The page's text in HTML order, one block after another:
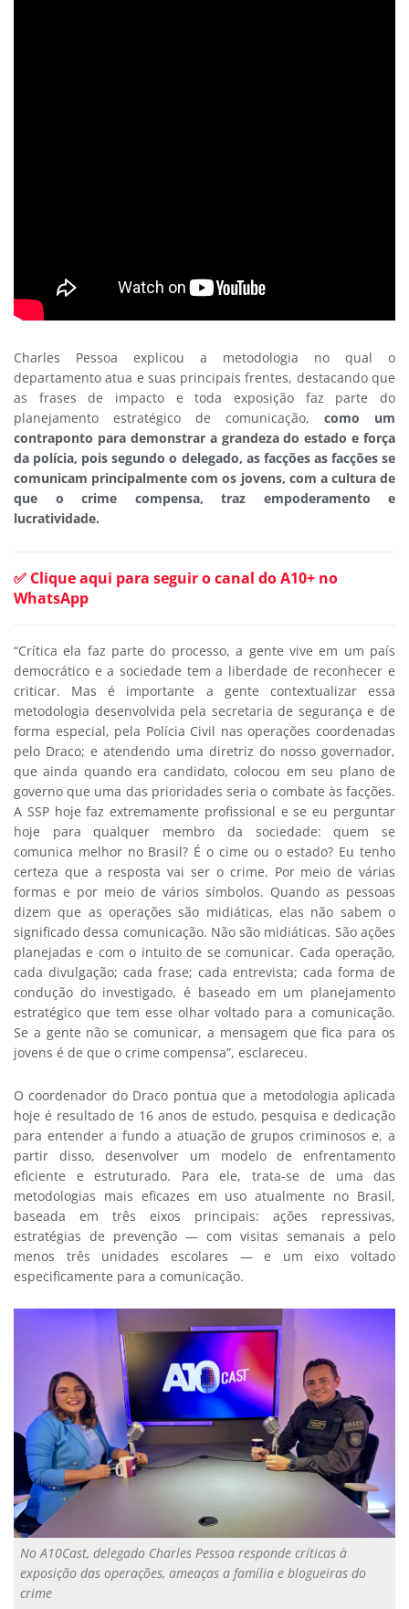
Charles Pessoa explicou a metodologia no qual o
departamento atua e suas principais frentes, destacando que
as frases de impacto e toda exposição faz parte do
planejamento estratégico de comunicação, como um
contraponto para demonstrar a grandeza do estado e força
da polícia, pois segundo o delegado, as facções as facções se
comunicam principalmente com os jovens, com a cultura de
que o crime compensa, traz empoderamento e
lucratividade.
✅ Clique aqui para seguir o canal do A10+ no
WhatsApp
“Crítica ela faz parte do processo, a gente vive em um país
democrático e a sociedade tem a liberdade de reconhecer e
criticar. Mas é importante a gente contextualizar essa
metodologia desenvolvida pela secretaria de segurança e de
forma especial, pela Polícia Civil nas operações coordenadas
pelo Draco; e atendendo uma diretriz do nosso governador,
que ainda quando era candidato, colocou em seu plano de
governo que uma das prioridades seria o combate às facções.
A SSP hoje faz extremamente profissional e se eu perguntar
hoje para qualquer membro da sociedade: quem se
comunica melhor no Brasil? É o cime ou o estado? Eu tenho
certeza que a resposta vai ser o crime. Por meio de várias
formas e por meio de vários símbolos. Quando as pessoas
dizem que as operações são midiáticas, elas não sabem o
significado dessa comunicação. Não são midiáticas. São ações
planejadas e com o intuito de se comunicar. Cada operação,
cada divulgação; cada frase; cada entrevista; cada forma de
condução do investigado, é baseado em um planejamento
estratégico que tem esse olhar voltado para a comunicação.
Se a gente não se comunicar, a mensagem que fica para os
jovens é de que o crime compensa”, esclareceu.
O coordenador do Draco pontua que a metodologia aplicada
hoje é resultado de 16 anos de estudo, pesquisa e dedicação
para entender a fundo a atuação de grupos criminosos e, a
partir disso, desenvolver um modelo de enfrentamento
eficiente e estruturado. Para ele, trata-se de uma das
metodologias mais eficazes em uso atualmente no Brasil,
baseada em três eixos principais: ações repressivas,
estratégias de prevenção — com visitas semanais a pelo
menos três unidades escolares — e um eixo voltado
especificamente para a comunicação.
No A10Cast, delegado Charles Pessoa responde críticas à
exposição das operações, ameaças a família e blogueiras do
crime